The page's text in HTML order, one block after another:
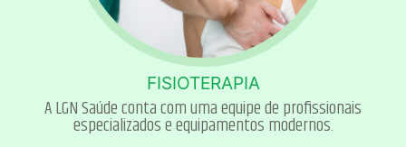
FISIOTERAPIA
A LGN Saúde conta com uma equipe de profissionais
especializados e equipamentos modernos.